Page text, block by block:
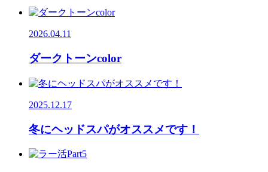
2026.04.11
ダークトーンcolor
2025.12.17
冬にヘッドスパがオススメです！